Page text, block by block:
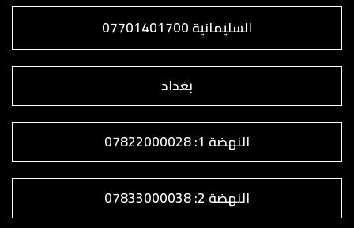
السليمانية 07701401700
بغداد
النهضة 1: 07822000028
النهضة 2: 07833000038